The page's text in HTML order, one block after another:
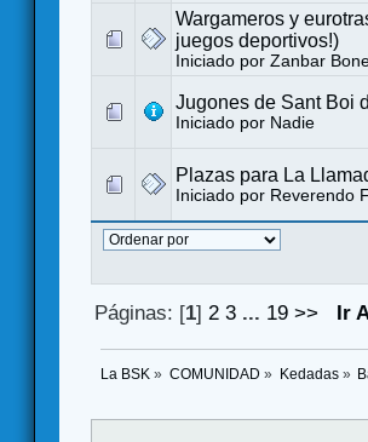
Wargameros y
juegos deportivos!)
Iniciado por Zanbar
Jugones de Sant Boi
Iniciado por Nadie
Plazas para La
Iniciado por Reverendo
Páginas: [1] 2 3 ... 19 >> Ir
La BSK » COMUNIDAD » Kedadas»